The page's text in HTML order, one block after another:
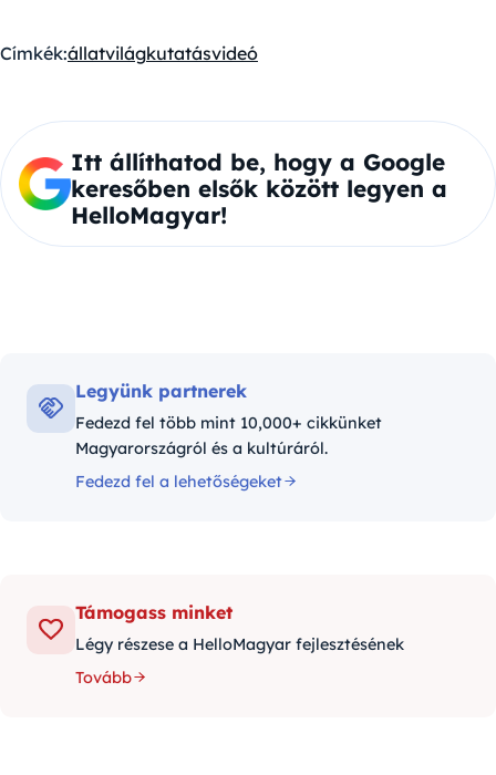
Címkék:állatvilágkutatásvideó
Itt állíthatod be, hogy a Google
keresőben elsők között legyen a
HelloMagyar!
Legyünk partnerek
Fedezd fel több mint 10,000+ cikkünket
Magyarországról és a kultúráról.
Fedezd fel a lehetőségeket
Támogass minket
Légy részese a HelloMagyar fejlesztésének
Tovább